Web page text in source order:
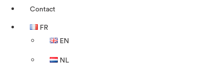
Contact
FR
EN
NL